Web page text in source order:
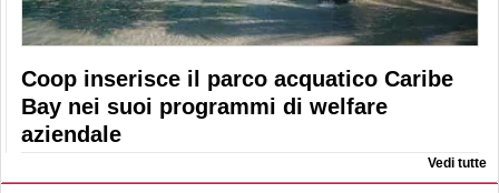
Coop inserisce il parco acquatico Caribe
Bay nei suoi programmi di welfare
aziendale
Vedi tutte